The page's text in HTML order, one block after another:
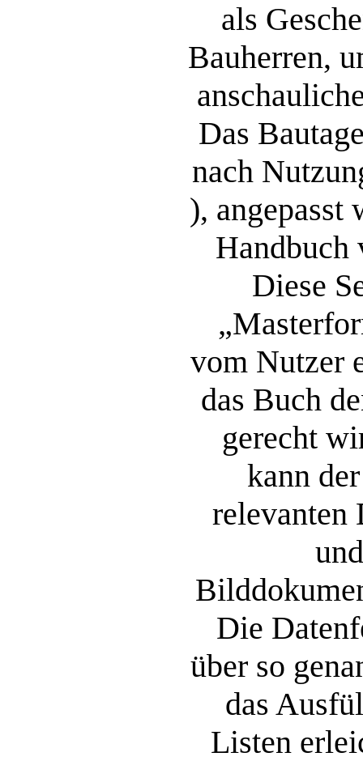
als
Bauherren,
Das
nach
), angepasst
Handbuch
Diese
vom Nutzer
das Buch
gerecht
kann
relevanten
Die
über so
das
Listen